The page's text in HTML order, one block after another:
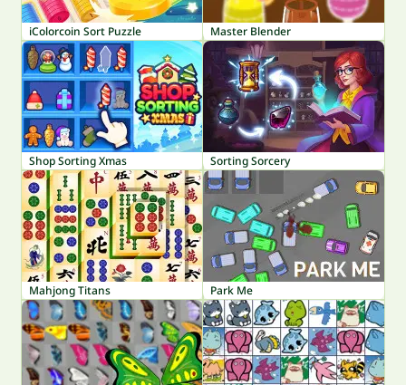
iColorcoin Sort Puzzle Master Blender
Shop Sorting Xmas Sorting Sorcery
Mahjong Titans Park Me